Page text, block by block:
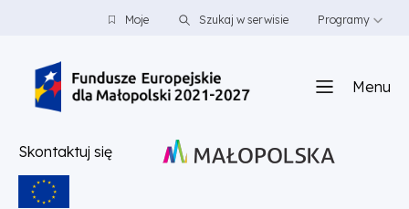
PRZEJDŹ DO TREŚCI
PRZEJDŹ DO MENUMoje Szukaj w serwisie Programy
Menu
Skontaktuj się